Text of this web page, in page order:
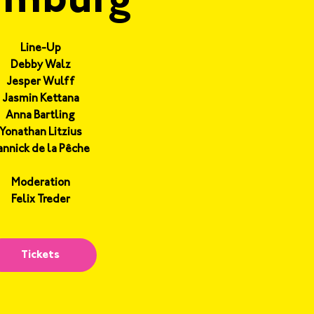
Line-Up
Debby Walz
Jesper Wulff
Jasmin Kettana
Anna Bartling
Litzius
de la Pêche
Moderation
Felix Treder
Tickets